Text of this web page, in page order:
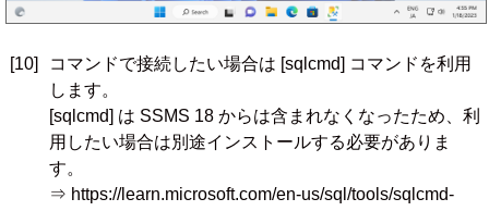
[10]
コマンドで接続したい場合は [sqlcmd] コマンドを利用
します。
[sqlcmd] は SSMS 18 からは含まれなくなったため、利
用したい場合は別途インストールする必要がありま
す。
⇒ https://learn.microsoft.com/en-us/sql/tools/sqlcmd-